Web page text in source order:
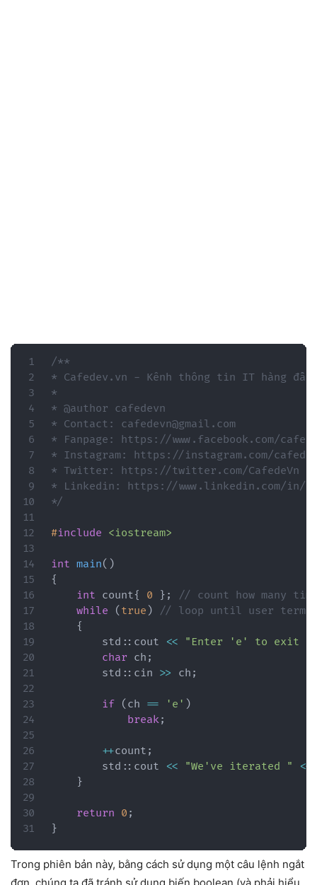
/**
* Cafedev.vn - Kênh thông tin IT hàng đầu
*
* @author cafedevn
* Contact: cafedevn@gmail.com
* Fanpage: https://www.facebook.com/
* Instagram: https://instagram.com/
* Twitter: https://twitter.com/CafedeVn
* Linkedin: https://www.linkedin.com/in/
*/
#include <iostream>
int main( )
{
int count{ 0 } ;
// count how many
while
( true )
// loop until user
{
        std
:: cout <<
"Enter 'e' to exit
char ch ;
        std
:: cin >> ch ;
if ( ch == 'e' )
break;
++count ;
        std
:: cout << "We've iterated " <<
}
return 0 ;
}
Trong phiên bản này, bằng cách sử dụng một câu lệnh ngắt